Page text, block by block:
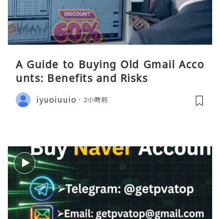
A Guide to Buying Old Gmail Acco
unts: Benefits and Risks
iyuoiuuio 2小時前